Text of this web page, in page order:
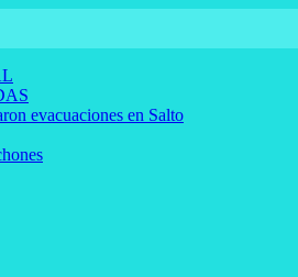
evacuaciones en Salto